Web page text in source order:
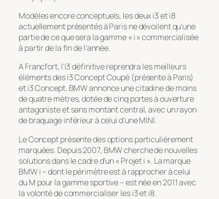
Modèles encore conceptuels, les deux i3 et i8
actuellement présentés à Paris ne dévoilent qu’une
partie de ce que sera la gamme « i » commercialisée
à partir de la fin de l’année.
A Francfort, l’i3 définitive reprendra les meilleurs
éléments des i3 Concept Coupé (présente à Paris)
et i3 Concept. BMW annonce une citadine de moins
de quatre mètres, dotée de cinq portes à ouverture
antagoniste et sans montant central, avec un rayon
de braquage inférieur à celui d’une MINI.
Le Concept présente des options particulièrement
marquées. Depuis 2007, BMW cherche de nouvelles
solutions dans le cadre d’un « Projet i ». La marque
BMW i – dont le périmètre est à rapprocher à celui
du M pour la gamme sportive – est née en 2011 avec
la volonté de commercialiser les i3 et i8.